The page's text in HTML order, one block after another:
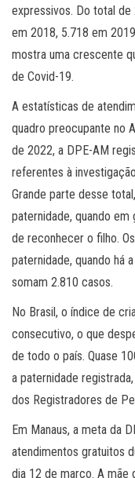
expressivos. Do total
em 2018, 5.718 em
mostra uma crescente
de Covid-19.
A estatísticas de
quadro preocupante no
de 2022, a DPE-AM
referentes à
Grande parte desse
paternidade, quando
de reconhecer o filho.
paternidade, quando há
somam 2.810 casos.
No Brasil, o índice de
consecutivo, o que
de todo o país. Quase
a paternidade
dos Registradores de
Em Manaus, a meta da
atendimentos gratuitos
dia 12 de março. A mãe